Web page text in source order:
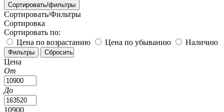
Сортировать/фильтры
Сортировать/Фильтры
Сортировка
Сортировать по:
Цена по возрастанию
Цена по убыванию Наличию
Цена
От
До
10900